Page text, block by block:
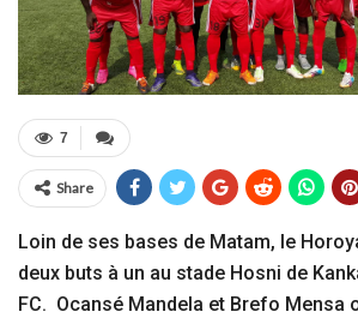
7
Share
Loin de ses bases de Matam, le
deux buts à un au stade Hosni de
FC. Ocansé Mandela et Brefo Mensa